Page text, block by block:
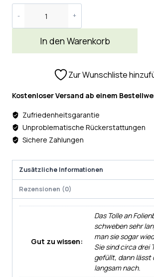
In den Warenkorb
Zur Wunschliste
Kostenloser Versand ab einem
Zufriedenheitsgarantie
Unproblematische Rückerstattungen
Sichere Zahlungen
Zusätzliche Informationen
Rezensionen (0)
Gut zu wissen:
Das Tolle an
schweben sehr
man sie sogar
Sie sind circa drei
gefüllt, dann lässt
langsam nach.